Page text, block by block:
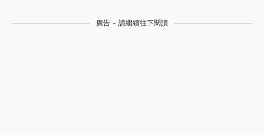
廣告 - 請繼續往下閱讀